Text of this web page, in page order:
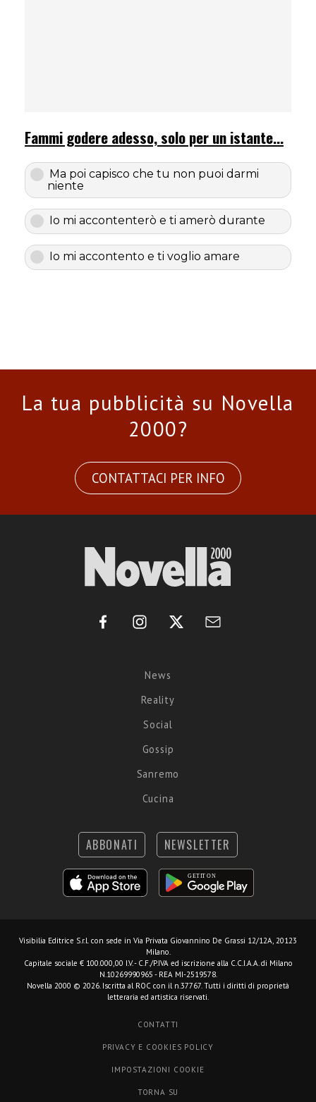
Fammi godere adesso, solo per un istante...
Ma poi capisco che tu non puoi darmi
niente
Io mi accontenterò e ti amerò durante
Io mi accontento e ti voglio amare
La tua pubblicità su Novella
2000?
CONTATTACI PER INFO
News
Reality
Social
Gossip
Sanremo
Cucina
ABBONATI NEWSLETTER
Visibilia Editrice S.r.l. con sede in Via Privata Giovannino De Grassi 12/12A, 20123
Milano.
Capitale sociale € 100.000,00 I.V. - C.F./P.IVA ed iscrizione alla C.C.I.A.A. di Milano
N.10269990965 - REA MI-2519578.
Novella 2000 © 2026. Iscritta al ROC con il n.37767. Tutti i diritti di proprietà
letteraria ed artistica riservati.
CONTATTI
PRIVACY E COOKIES POLICY
IMPOSTAZIONI COOKIE
TORNA SU